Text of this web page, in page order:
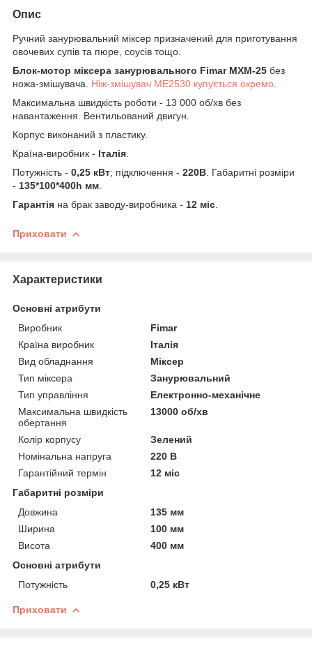
Опис
Ручний занурювальний міксер призначений для приготування
овочевих супів та пюре, соусів тощо.
Блок-мотор міксера занурювального Fimar MXM-25 без
ножа-змішувача. Ніж-змішувач ME2530 купується окремо
Максимальна швидкість роботи - 13 000 об/хв без
навантаження. Вентильований двигун.
Корпус виконаний з пластику.
Країна-виробник - Італія
Потужність - 0,25 кВт; підключення - 220В . Габаритні розміри
- 135*100*400h мм
Гарантія на брак заводу-виробника - 12 міс
Приховати
Характеристики
Основні атрибути
Виробник
Fimar
Країна виробник
Італія
Вид обладнання
Міксер
Тип міксера
Занурювальний
Тип управління
Електронно-механічне
Максимальна швидкість
обертання
13000 об/хв
Колір корпусу
Зелений
Номінальна напруга
220 В
Гарантійний термін
12 міс
Габаритні розміри
Довжина
135 мм
Ширина
100 мм
Висота
400 мм
Основні атрибути
Потужність
0,25 кВт
Приховати